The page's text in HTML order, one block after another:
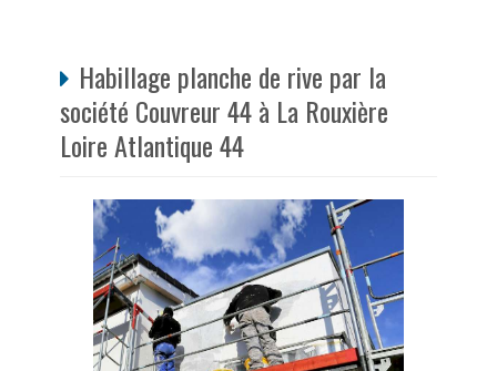
Habillage planche de rive par la
société Couvreur 44 à La Rouxière
Loire Atlantique 44